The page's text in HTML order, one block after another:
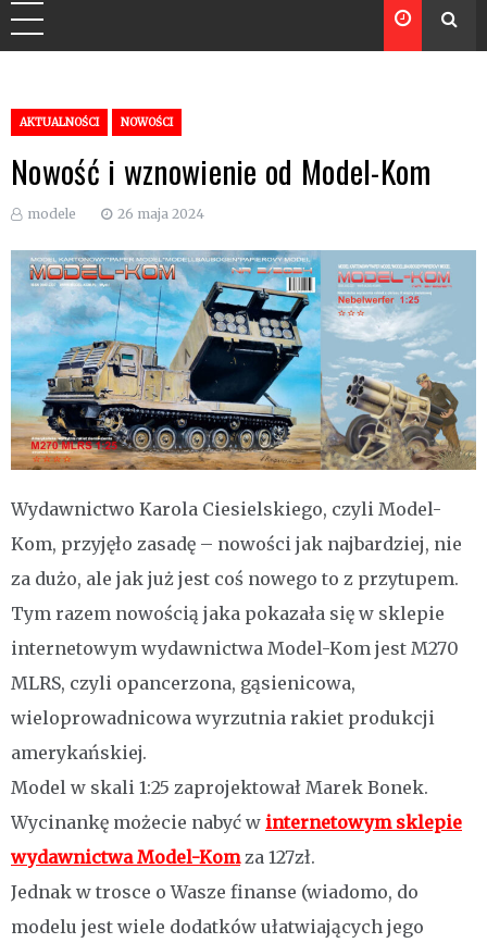
AKTUALNOŚCI NOWOŚCI
Nowość i wznowienie od Model-Kom
modele 26 maja 2024
Wydawnictwo Karola Ciesielskiego, czyli Model-
Kom, przyjęło zasadę – nowości jak najbardziej, nie
za dużo, ale jak już jest coś nowego to z przytupem.
Tym razem nowością jaka pokazała się w sklepie
internetowym wydawnictwa Model-Kom jest M270
MLRS, czyli opancerzona, gąsienicowa,
wieloprowadnicowa wyrzutnia rakiet produkcji
amerykańskiej.
Model w skali 1:25 zaprojektował Marek Bonek.
Wycinankę możecie nabyć w internetowym sklepie
wydawnictwa Model-Komza 127zł.
Jednak w trosce o Wasze finanse (wiadomo, do
modelu jest wiele dodatków ułatwiających jego